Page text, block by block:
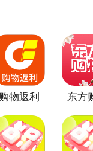
购物返利
东方